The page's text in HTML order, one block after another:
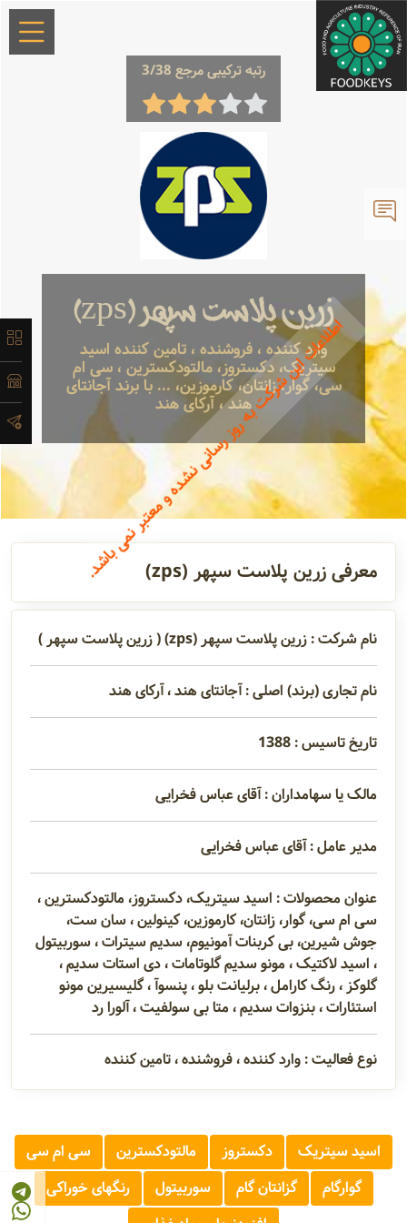
اطلاعات این شرکت به روز رسانی نشده و معتبر نمی باشد.
رتبه ترکیبی مرجع 3/38
زرین پلاست سپهر (zps)
وارد کننده ، فروشنده ، تامین کننده اسید
سیتریک، دکستروز، مالتودکسترین ، سی ام
سی، گوار، زانتان، کارموزین، ... با برند آجانتای
هند ، آرکای هند
×
معرفی
لیست
محصولات
آدرس و
اطلاعات
تماس
مدیران و
مسئولین
گالری
سابقه
شرکت
معرفی زرین پلاست سپهر (zps)
نام شرکت : زرین پلاست سپهر (zps) ( زرین پلاست سپهر )
نام تجاری (برند) اصلی : آجانتای هند ، آرکای هند
تاریخ تاسیس : 1388
مالک یا سهامداران : آقای عباس فخرایی
مدیر عامل : آقای عباس فخرایی
عنوان محصولات : اسید سیتریک، دکستروز، مالتودکسترین ،
سی ام سی، گوار، زانتان، کارموزین، کینولین ، سان ست،
جوش شیرین، بی کربنات آمونیوم، سدیم سیترات ، سوربیتول
، اسید لاکتیک ، مونو سدیم گلوتامات ، دی استات سدیم ،
گلوکز ، رنگ کارامل ، برلیانت بلو ، پنسوآ ، گلیسیرین مونو
استئارات ، بنزوات سدیم ، متا بی سولفیت ، آلورا رد
نوع فعالیت : وارد کننده ، فروشنده ، تامین کننده
اسید سیتریک دکستروز مالتودکسترین
سی ام سی
گوارگام
گزانتان گام سوربیتول
رنگهای خوراکی